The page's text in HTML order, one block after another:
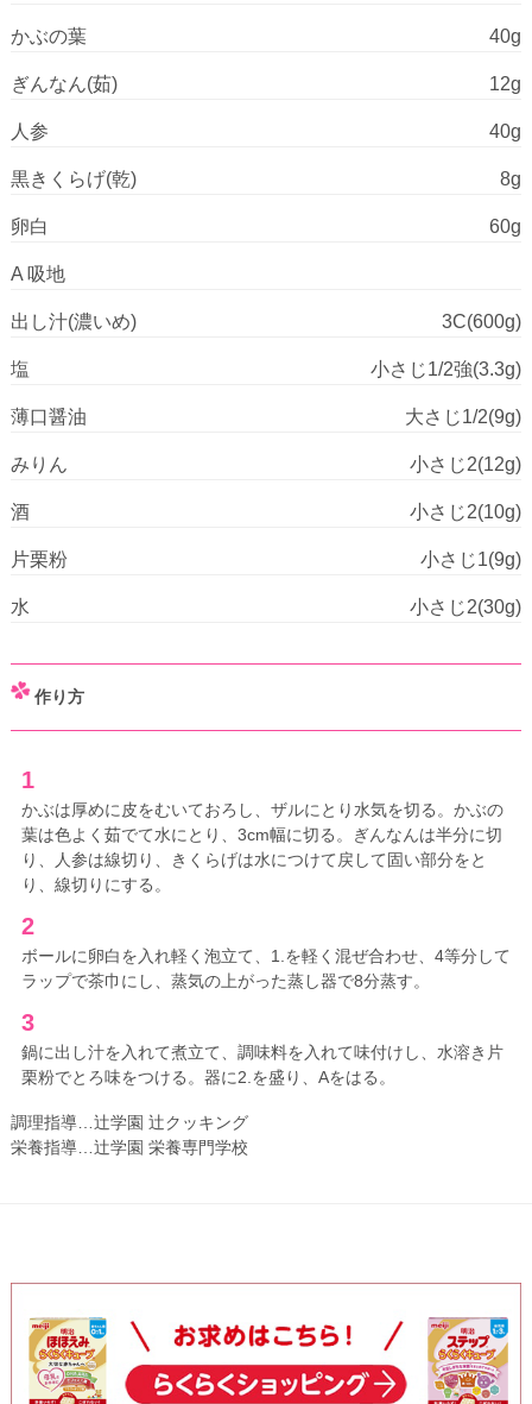
かぶの葉 40g
ぎんなん(茹) 12g
人参 40g
黒きくらげ(乾) 8g
卵白 60g
A 吸地
出し汁(濃いめ) 3C(600g)
塩 小さじ1/2強(3.3g)
薄口醤油 大さじ1/2(9g)
みりん 小さじ2(12g)
酒 小さじ2(10g)
片栗粉 小さじ1(9g)
水 小さじ2(30g)
作り方
1
かぶは厚めに皮をむいておろし、ザルにとり水気を切る。かぶの
葉は色よく茹でて水にとり、3cm幅に切る。ぎんなんは半分に切
り、人参は線切り、きくらげは水につけて戻して固い部分をと
り、線切りにする。
2
ボールに卵白を入れ軽く泡立て、1.を軽く混ぜ合わせ、4等分して
ラップで茶巾にし、蒸気の上がった蒸し器で8分蒸す。
3
鍋に出し汁を入れて煮立て、調味料を入れて味付けし、水溶き片
栗粉でとろ味をつける。器に2.を盛り、Aをはる。
調理指導…辻学園 辻クッキング
栄養指導…辻学園 栄養専門学校